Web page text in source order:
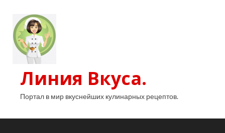
Линия Вкуса.
Портал в мир вкуснейших кулинарных рецептов.